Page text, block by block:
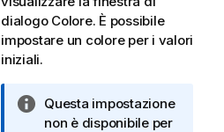
m
a
a
dialogo Colore. È possibile
impostare un colore per i valori
iniziali.
N
o
Questa impostazione
non è disponibile per